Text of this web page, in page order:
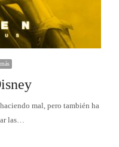
mal, pero también ha
las…